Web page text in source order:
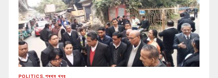
POLITICS প্ৰথম খবর